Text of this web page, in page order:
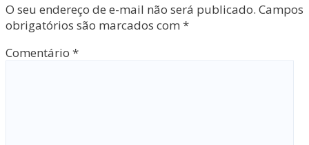
O seu endereço de e-mail não será publicado. Campos
obrigatórios são marcados com *
Comentário *